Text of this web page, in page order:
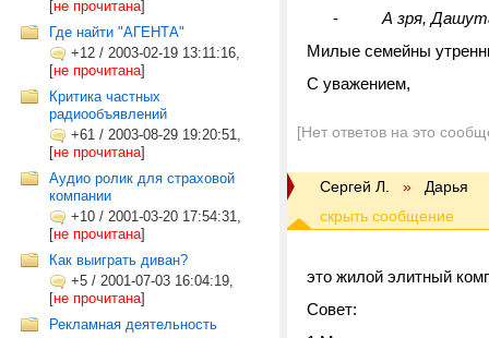
[не прочитана]
Где найти "АГЕНТА"
+12 / 2003-02-19 13:11:16,
[не прочитана]
Критика частных
радиообъявлений
+61 / 2003-08-29 19:20:51,
[не прочитана]
Аудио ролик для страховой
компании
+10 / 2001-03-20 17:54:31,
[не прочитана]
Как выиграть диван?
+5 / 2001-07-03 16:04:19,
[не прочитана]
Рекламная деятельность
- А зря,
Милые семейны
С уважением,
[Нет ответов на это
Сергей Л. » Дарья
это жилой элитный
Совет: